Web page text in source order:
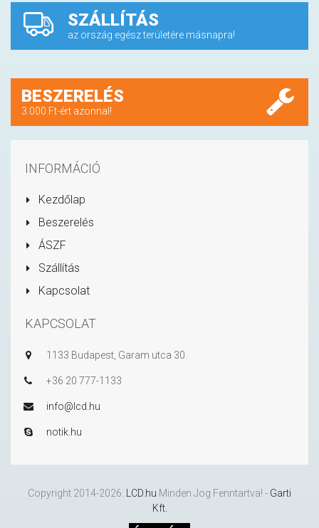
SZÁLLÍTÁS
az ország egész területére másnapra!
BESZERELÉS
3.000 Ft-ért azonnal!
INFORMÁCIÓ
Kezdőlap
Beszerelés
ÁSZF
Szállítás
Kapcsolat
KAPCSOLAT
1133 Budapest, Garam utca 30.
+36 20 777-1133
info@lcd.hu
notik.hu
Copyright 2014-2026. LCD.hu Minden Jog Fenntartva! - Garti
Kft.